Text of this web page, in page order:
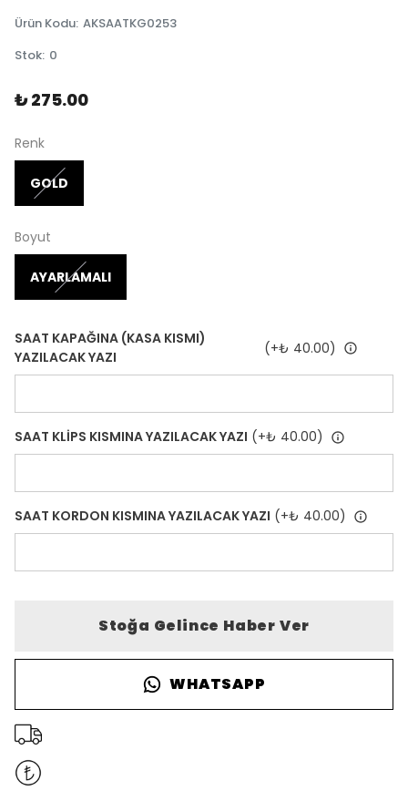
Ürün Kodu: AKSAATKG0253
Stok: 0
₺ 275.00
Renk
GOLD
Boyut
AYARLAMALI
SAAT KAPAĞINA (KASA KISMI)
YAZILACAK YAZI
(+₺ 40.00)
SAAT KLİPS KISMINA YAZILACAK YAZI (+₺ 40.00)
SAAT KORDON KISMINA YAZILACAK YAZI (+₺ 40.00)
Stoğa Gelince Haber Ver
WHATSAPP